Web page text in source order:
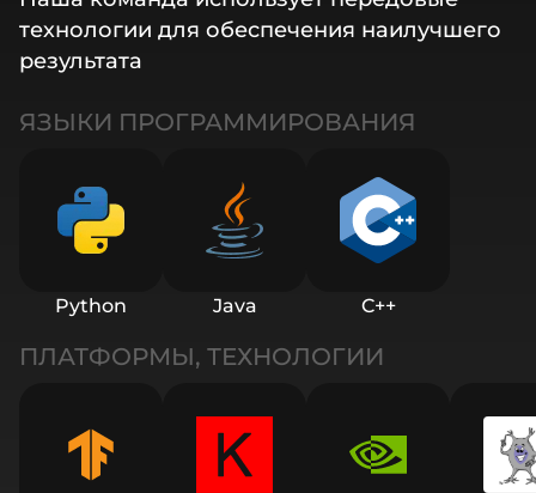
технологии для обеспечения наилучшего
результата
ЯЗЫКИ ПРОГРАММИРОВАНИЯ
Python Java C++
ПЛАТФОРМЫ, ТЕХНОЛОГИИ